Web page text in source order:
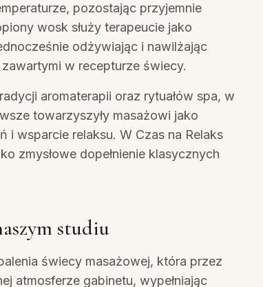
pozostając przyjemnie
wosk służy terapeucie jako
odżywiając i nawilżając
w recepturze świecy.
aromaterapii oraz rytuałów spa, w
towarzyszyły masażowi jako
i wsparcie relaksu. W Czas na Relaks
zmysłowe dopełnienie klasycznych
studiu
świecy masażowej, która przez
atmosferze gabinetu, wypełniając